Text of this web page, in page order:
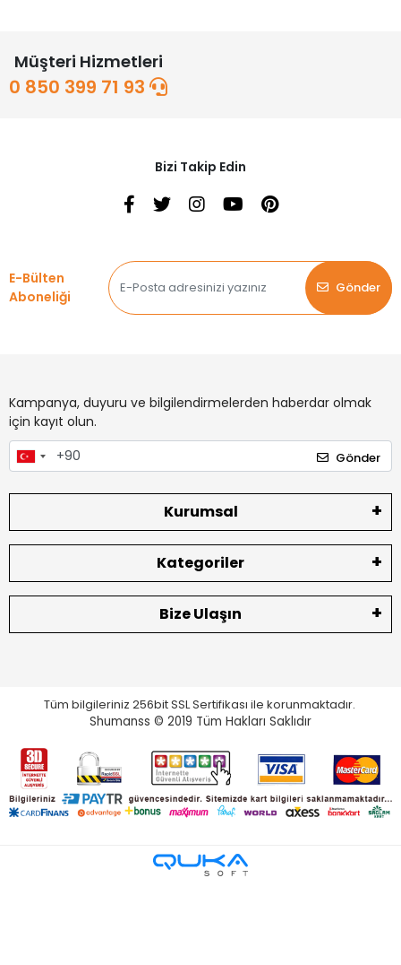
Müşteri Hizmetleri
0 850 399 71 93
Bizi Takip Edin
E-Bülten
Aboneliği
Gönder
Kampanya, duyuru ve bilgilendirmelerden haberdar olmak
için kayıt olun.
Gönder
Kurumsal
Kategoriler
Bize Ulaşın
Tüm bilgileriniz 256bit SSL Sertifikası ile korunmaktadır.
Shumanss © 2019 Tüm Hakları Saklıdır